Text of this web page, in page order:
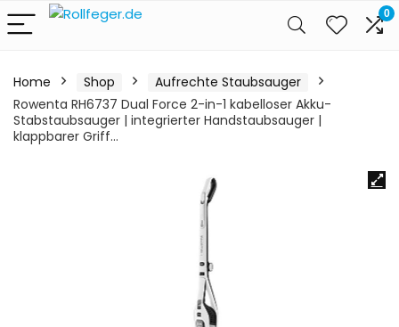
0
Home Shop
Aufrechte Staubsauger
Rowenta RH6737 Dual Force 2-in-1 kabelloser Akku-
Stabstaubsauger | integrierter Handstaubsauger |
klappbarer Griff…